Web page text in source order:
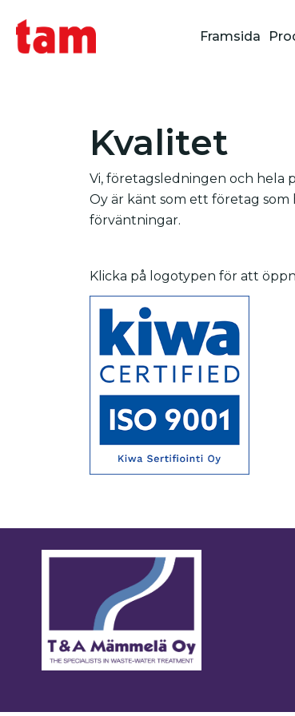
Framsida
Kvalitet
Vi, företagsledningen och hela
Oy är känt som ett företag
förväntningar.
Klicka på logotypen för att